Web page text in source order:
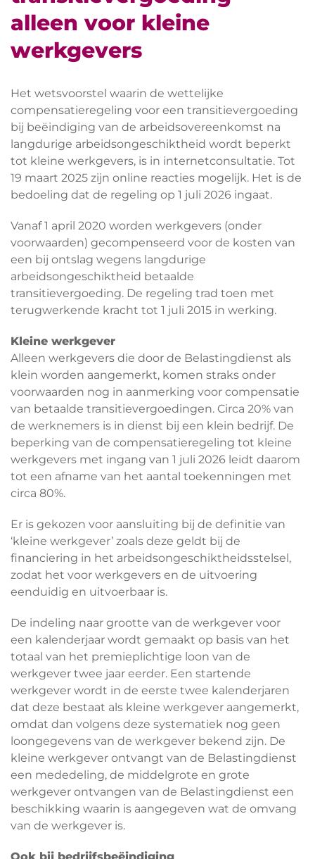
alleen voor kleine
werkgevers
Het wetsvoorstel waarin de wettelijke
compensatieregeling voor een transitievergoeding
bij beëindiging van de arbeidsovereenkomst na
langdurige arbeidsongeschiktheid wordt beperkt
tot kleine werkgevers, is in internetconsultatie. Tot
19 maart 2025 zijn online reacties mogelijk. Het is de
bedoeling dat de regeling op 1 juli 2026 ingaat.
Vanaf 1 april 2020 worden werkgevers (onder
voorwaarden) gecompenseerd voor de kosten van
een bij ontslag wegens langdurige
arbeidsongeschiktheid betaalde
transitievergoeding. De regeling trad toen met
terugwerkende kracht tot 1 juli 2015 in werking.
Kleine werkgever
Alleen werkgevers die door de Belastingdienst als
klein worden aangemerkt, komen straks onder
voorwaarden nog in aanmerking voor compensatie
van betaalde transitievergoedingen. Circa 20% van
de werknemers is in dienst bij een klein bedrijf. De
beperking van de compensatieregeling tot kleine
werkgevers met ingang van 1 juli 2026 leidt daarom
tot een afname van het aantal toekenningen met
circa 80%.
Er is gekozen voor aansluiting bij de definitie van
‘kleine werkgever’ zoals deze geldt bij de
financiering in het arbeidsongeschiktheidsstelsel,
zodat het voor werkgevers en de uitvoering
eenduidig en uitvoerbaar is.
De indeling naar grootte van de werkgever voor
een kalenderjaar wordt gemaakt op basis van het
totaal van het premieplichtige loon van de
werkgever twee jaar eerder. Een startende
werkgever wordt in de eerste twee kalenderjaren
dat deze bestaat als kleine werkgever aangemerkt,
omdat dan volgens deze systematiek nog geen
loongegevens van de werkgever bekend zijn. De
kleine werkgever ontvangt van de Belastingdienst
een mededeling, de middelgrote en grote
werkgever ontvangen van de Belastingdienst een
beschikking waarin is aangegeven wat de omvang
van de werkgever is.
Ook bij bedrijfsbeëindiging